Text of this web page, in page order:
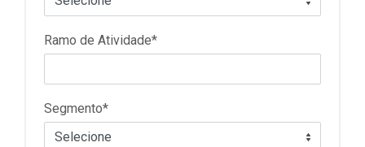
Ramo de Atividade*
Segmento*